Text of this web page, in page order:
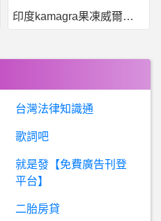
棒
球- 多帶一個林凱威 吳總調度會更活嗎 多帶一個林凱威 吳總調度會更活嗎
棒
球- 張育成會有吳志煥的歷史地位嗎 張育成會有吳志煥的歷史地位嗎
棒
球- 有制定與酒駕相關的其他類別規定嗎？ 有制定與酒駕相關的其他類別規定嗎？
股
票- 想請問大家當沖停損的依據是什麼呢? 想請問大家當沖停損的依據是什麼呢?
印度kamagra果凍威爾剛用於治療男性勃起功能障礙
台灣法律知識通
歌詞吧
就是發【免費廣告刊登
平台】
二胎房貸